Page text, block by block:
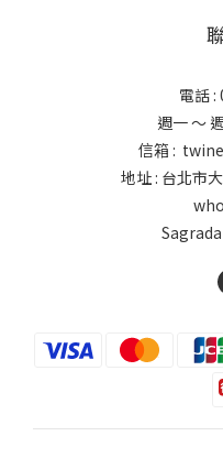
電話
週一 ～
信箱 :
地址 : 台北市